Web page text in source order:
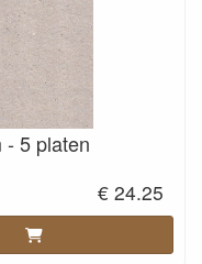
- 5 platen
€ 24.25